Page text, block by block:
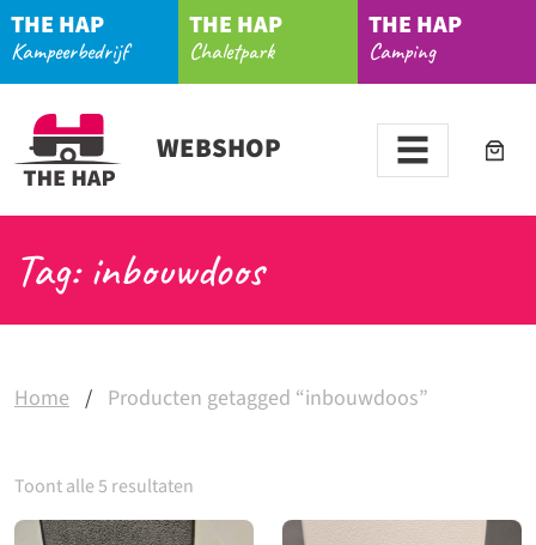
THE HAP
Kampeerbedrijf
THE HAP
Chaletpark
THE HAP
Camping
WEBSHOP
Tag: inbouwdoos
Home / Producten getagged “inbouwdoos”
Toont alle 5 resultaten